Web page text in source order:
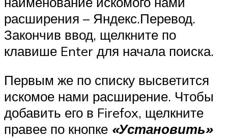
расширения – Яндекс.Перевод.
Закончив ввод, щелкните по
клавише Enter для начала поиска.
Первым же по списку высветится
искомое нами расширение. Чтобы
добавить его в Firefox, щелкните
правее по кнопке «Установить»